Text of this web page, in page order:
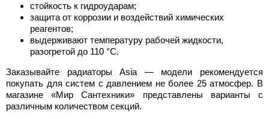
стойкость к гидроударам;
защита от коррозии и воздействий химических
реагентов;
выдерживают температуру рабочей жидкости,
разогретой до 110 °С.
Заказывайте радиаторы Asia — модели рекомендуется
покупать для систем с давлением не более 25 атмосфер. В
магазине «Мир Сантехники» представлены варианты с
различным количеством секций.